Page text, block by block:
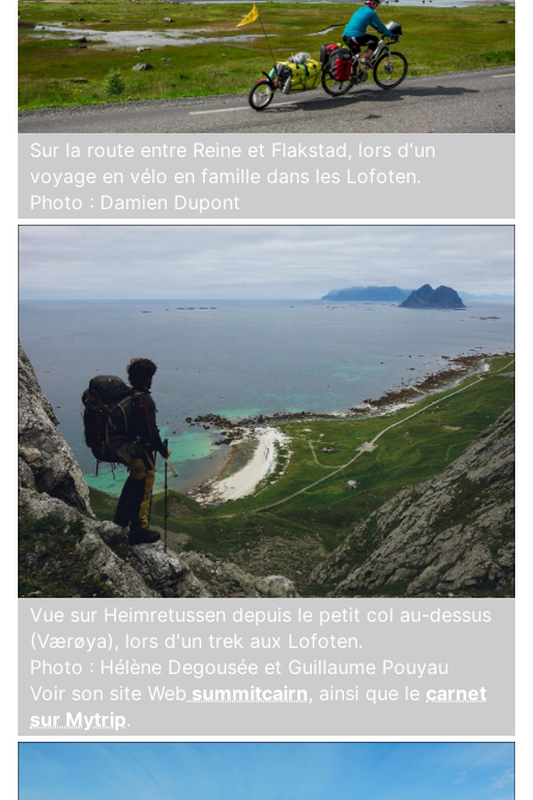
Sur la route entre Reine et Flakstad, lors d'un
voyage en vélo en famille dans les Lofoten.
Photo : Damien Dupont
Vue sur Heimretussen depuis le petit col au-dessus
(Værøya), lors d'un trek aux Lofoten.
Photo : Hélène Degousée et Guillaume Pouyau
Voir son site Web summitcairn, ainsi que le carnet
sur Mytrip.